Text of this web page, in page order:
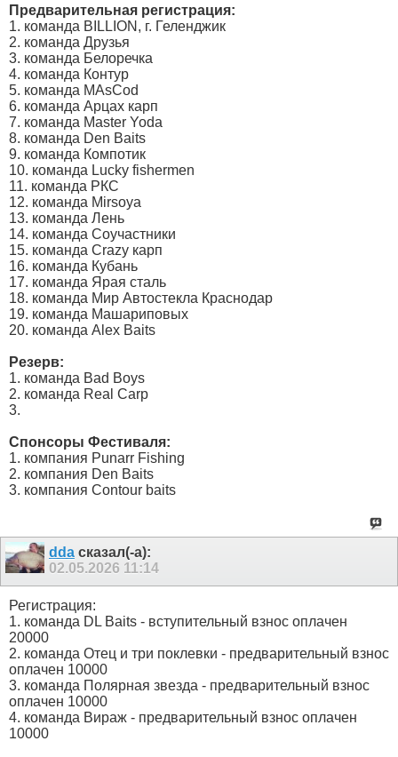
Предварительная регистрация:
1. команда BILLION, г. Геленджик
2. команда Друзья
3. команда Белоречка
4. команда Контур
5. команда MAsCod
6. команда Арцах карп
7. команда Master Yoda
8. команда Den Baits
9. команда Компотик
10. команда Lucky fishermen
11. команда РКС
12. команда Mirsoya
13. команда Лень
14. команда Соучастники
15. команда Crazy карп
16. команда Кубань
17. команда Ярая сталь
18. команда Мир Автостекла Краснодар
19. команда Машариповых
20. команда Alex Baits
Резерв:
1. команда Bad Boys
2. команда Real Carp
3.
Спонсоры Фестиваля:
1. компания Punarr Fishing
2. компания Den Baits
3. компания Contour baits
dda сказал(-а):
02.05.2026 11:14
Регистрация:
1. команда DL Baits - вступительный взнос оплачен
20000
2. команда Отец и три поклевки - предварительный взнос
оплачен 10000
3. команда Полярная звезда - предварительный взнос
оплачен 10000
4. команда Вираж - предварительный взнос оплачен
10000